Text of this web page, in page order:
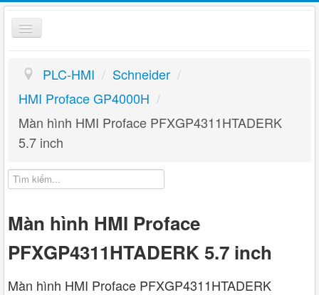
Toggle
Navigation
PLC HMI
Giỏ hàng
Hướng dẫn
Liên hệ
PLC-HMI / Schneider /
HMI Proface GP4000H /
Màn hình HMI Proface PFXGP4311HTADERK
5.7 inch
Màn hình HMI Proface
PFXGP4311HTADERK 5.7 inch
Màn hình HMI Proface PFXGP4311HTADERK